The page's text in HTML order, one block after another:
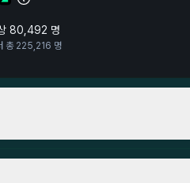
80,492 명
총 225,216 명